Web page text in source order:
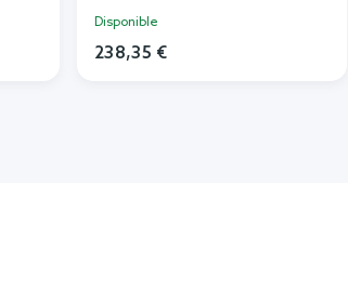
Disponible
238,35 €